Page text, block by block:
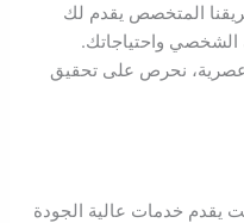
المتخصص يقدم لك
واحتياجاتك.
عصرية، نحرص على تحقيق
يقدم خدمات عالية الجودة